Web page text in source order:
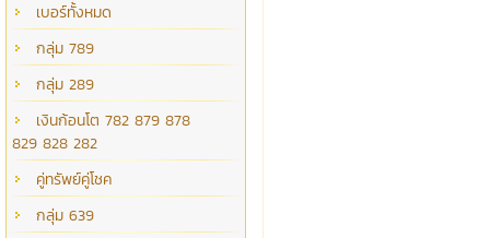
เบอร์ทั้งหมด
กลุ่ม 789
กลุ่ม 289
เงินก้อนโต 782 879 878
829 828 282
คู่ทรัพย์คู่โชค
กลุ่ม 639